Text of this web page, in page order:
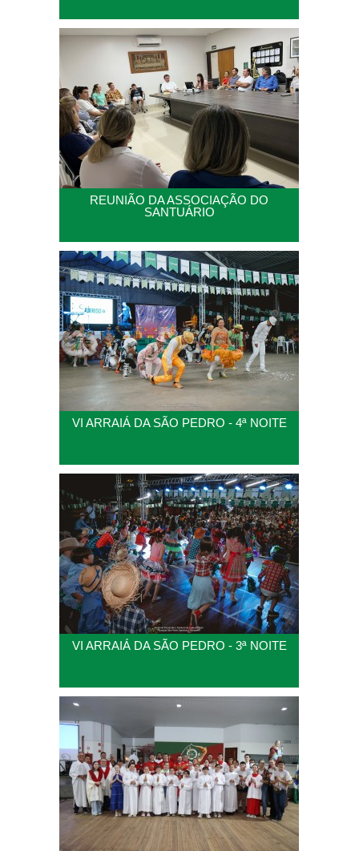
REUNIÃO DA ASSOCIAÇÃO DO
SANTUÁRIO
VI ARRAIÁ DA SÃO PEDRO - 4ª NOITE
VI ARRAIÁ DA SÃO PEDRO - 3ª NOITE